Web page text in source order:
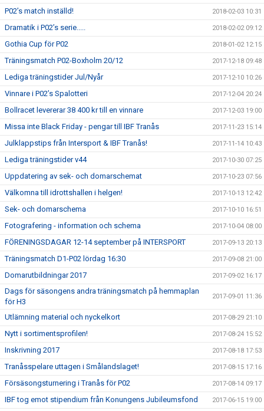
P02’s match inställd! 2018-02-03 10:31
Dramatik i P02’s serie..... 2018-02-02 09:12
Gothia Cup för P02 2018-01-02 12:15
Träningsmatch P02-Boxholm 20/12 2017-12-18 09:48
Lediga träningstider Jul/Nyår 2017-12-10 10:26
Vinnare i P02’s Spalotteri 2017-12-04 20:24
Bollracet levererar 38 400 kr till en vinnare 2017-12-03 19:00
Missa inte Black Friday - pengar till IBF Tranås 2017-11-23 15:14
Julklappstips från Intersport & IBF Tranås! 2017-11-14 10:43
Lediga träningstider v44 2017-10-30 07:25
Uppdatering av sek- och domarschemat 2017-10-23 07:56
Välkomna till idrottshallen i helgen! 2017-10-13 12:42
Sek- och domarschema 2017-10-10 16:51
Fotografering - information och schema 2017-10-04 08:00
FÖRENINGSDAGAR 12-14 september på INTERSPORT 2017-09-13 20:13
Träningsmatch D1-P02 lördag 16:30 2017-09-08 21:00
Domarutbildningar 2017 2017-09-02 16:17
Dags för säsongens andra träningsmatch på hemmaplan
för H3
2017-09-01 11:36
Utlämning material och nyckelkort 2017-08-29 21:10
Nytt i sortimentsprofilen! 2017-08-24 15:52
Inskrivning 2017 2017-08-18 17:53
Tranåsspelare uttagen i Smålandslaget! 2017-08-15 17:16
Försäsongsturnering i Tranås för P02 2017-08-14 09:17
IBF tog emot stipendium från Konungens Jubileumsfond 2017-06-15 19:00